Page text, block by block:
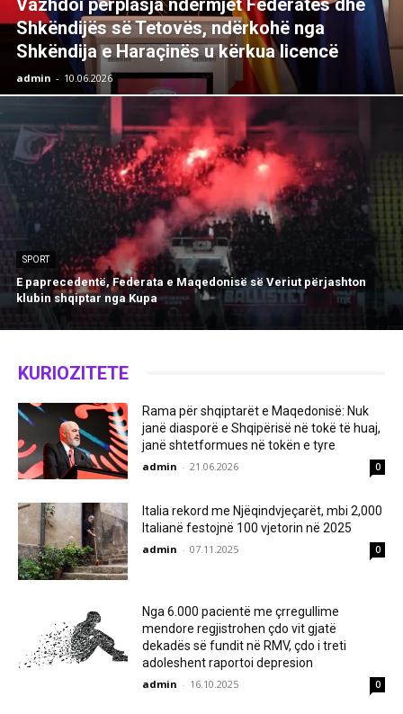
Shkëndijës së Tetovës, ndërkohë nga
Shkëndija e Haraçinës u kërkua licencë
admin - 10.06.2026
SPORT
E paprecedentë, Federata e Maqedonisë së Veriut përjashton
klubin shqiptar nga Kupa
KURIOZITETE
Rama për shqiptarët e Maqedonisë: Nuk
janë diasporë e Shqipërisë në tokë të huaj,
janë shtetformues në tokën e tyre
admin - 21.06.2026 0
Italia rekord me Njëqindvjeçarët, mbi 2,000
Italianë festojnë 100 vjetorin në 2025
admin - 07.11.2025 0
Nga 6.000 pacientë me çrregullime
mendore regjistrohen çdo vit gjatë
dekadës së fundit në RMV, çdo i treti
adoleshent raportoi depresion
admin - 16.10.2025 0